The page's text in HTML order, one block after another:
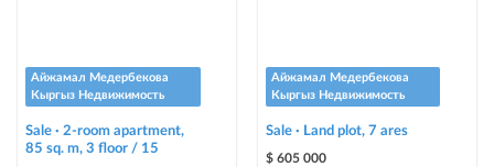
Stickers
Bright stickers with options will make your property stand out from the rest
and help sell it faster
Айжамал Медербекова
Кыргыз Недвижимость
Sale · 2-room apartment,
85 sq. m, 3 floor / 15
Айжамал Медербекова
Кыргыз Недвижимость
Sale · Land plot, 7 ares
$ 605 000